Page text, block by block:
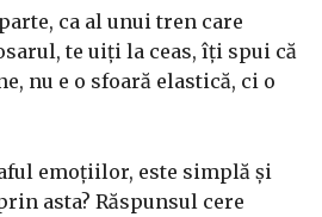
ca al unui tren care
te uiți la ceas, îți spui că
nu e o sfoară elastică, ci o
emoțiilor, este simplă și
asta? Răspunsul cere